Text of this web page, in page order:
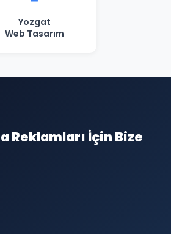
Yozgat
Web Tasarım
Reklamları İçin Bize